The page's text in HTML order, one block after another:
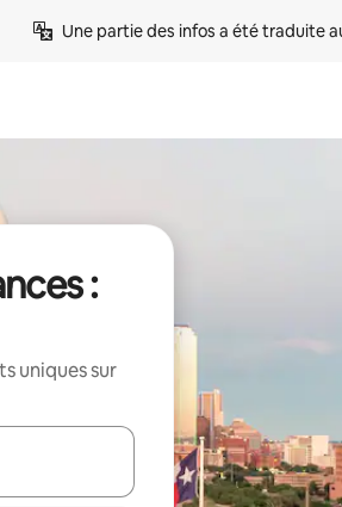
Une partie des infos a été traduite
:
uniques sur
les en utilisant les flèches vers le